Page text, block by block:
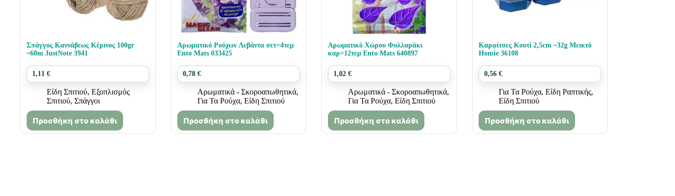
Σπάγγος Καννάβεως Κέρινος 100gr
~60m JustNote 3941
1,11 €
Είδη Σπιτιού, Εξοπλισμός
Σπιτιού, Σπάγγοι
Προσθήκη στο καλάθι
Αρωματικό Ρούχων Λεβάντα σετ=4τεμ
Ento Mats 033425
0,78 €
Αρωματικά - Σκοροαπωθητικά,
Για Τα Ρούχα, Είδη Σπιτιού
Προσθήκη στο καλάθι
Αρωματικό Χώρου Φυλλαράκι
καρ=12τεμ Ento Mats 640897
1,02 €
Αρωματικά - Σκοροαπωθητικά,
Για Τα Ρούχα, Είδη Σπιτιού
Προσθήκη στο καλάθι
Καρφίτσες Κουτί 2,5cm ~32g Μεικτό
Homie 36108
0,56 €
Για Τα Ρούχα, Είδη Ραπτικής,
Είδη Σπιτιού
Προσθήκη στο καλάθι